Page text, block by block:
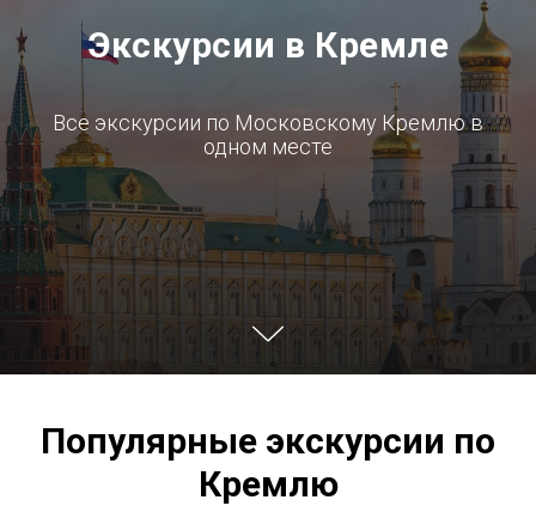
Экскурсии в Кремле
Все экскурсии по Московскому Кремлю в
одном месте
Популярные экскурсии по
Кремлю